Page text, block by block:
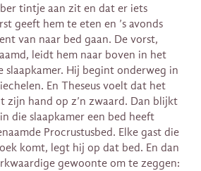
tintje aan zit en dat er iets
geeft hem te eten en ’s avonds
van naar bed gaan. De vorst,
leidt hem naar boven in het
slaapkamer. Hij begint onderweg in
En Theseus voelt dat het
zijn hand op z’n zwaard. Dan blijkt
die slaapkamer een bed heeft
Procrustusbed. Elke gast die
komt, legt hij op dat bed. En dan
gewoonte om te zeggen: